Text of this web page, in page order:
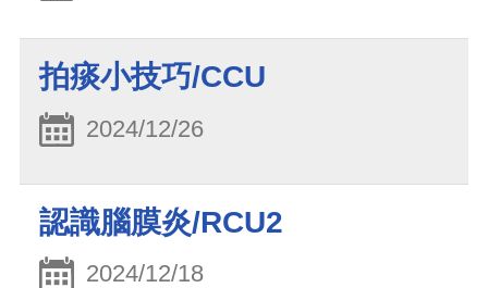
拍痰小技巧/CCU
2024/12/26
認識腦膜炎/RCU2
2024/12/18